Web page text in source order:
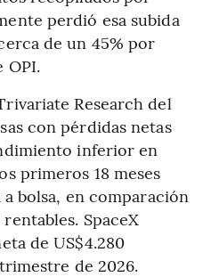
perdió esa subida
de un 45% por
OPI.
Research del
con pérdidas netas
inferior en
primeros 18 meses
bolsa, en comparación
SpaceX
de US$4.280
de 2026.